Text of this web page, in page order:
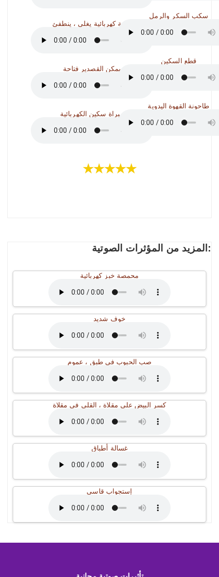
غلاية كهربائية يغلي ، ينطفئ
يمكن القصدير فتاحة
مبراة سكين الكهربائية
سكب السكر والرمل
قطع السكين
طاحونة القهوة اليدوية
★★★★★
المزيد من المؤثرات الصوتية:
محمصة خبز كهربائية
خوف شديد
صب الحبوب في طبق ، عموم
كسر البيض على مقلاة ، القلي في مقلاة
غسالة أطباق
إستجواب قاسي